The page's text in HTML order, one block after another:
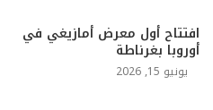
افتتاح أول معرض أمازيغي في
أوروبا بغرناطة
يونيو 15, 2026